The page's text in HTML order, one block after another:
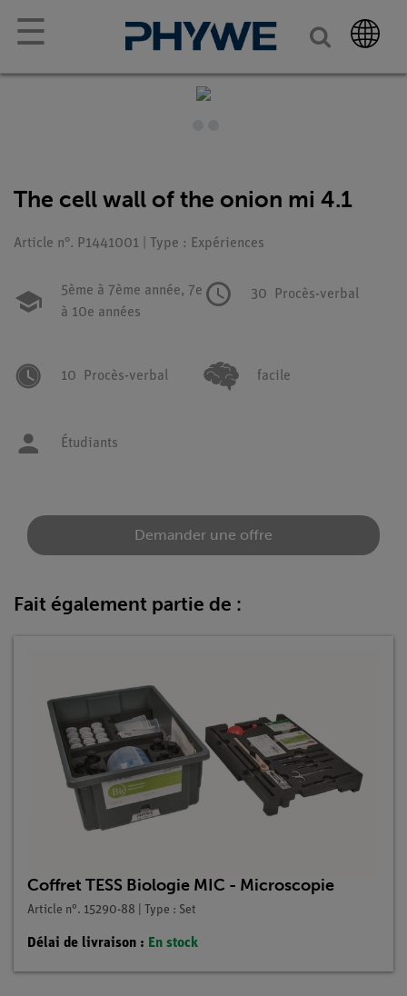
☰
The cell wall of the onion mi 4.1
Article n°. P1441001 | Type : Expériences
5ème à 7ème année, 7e
à 10e années
30 Procès-verbal
10 Procès-verbal facile
Étudiants
Demander une offre
Fait également partie de :
Coffret TESS Biologie MIC - Microscopie
Article n°. 15290-88 | Type : Set
Délai de livraison : En stock